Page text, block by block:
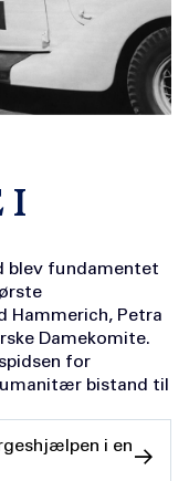
I
blev fundamentet
Hammerich, Petra
Damekomite.
for
bistand til
i en